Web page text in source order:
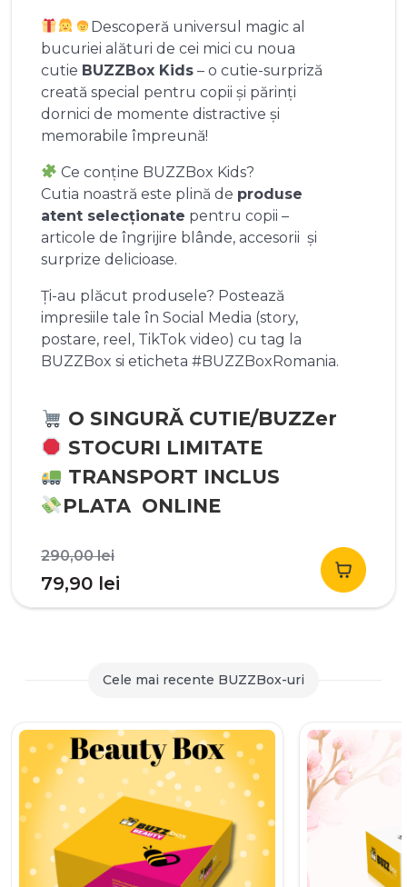
Descoperă universul magic al
bucuriei alături de cei mici cu noua
cutie BUZZBox Kids – o cutie-surpriză
creată special pentru copii și părinți
dornici de momente distractive și
memorabile împreună!
Ce conține BUZZBox Kids?
Cutia noastră este plină de produse
atent selecționate pentru copii –
articole de îngrijire blânde, accesorii și
surprize delicioase.
Ți-au plăcut produsele? Postează
impresiile tale în Social Media (story,
postare, reel, TikTok video) cu tag la
BUZZBox si eticheta #BUZZBoxRomania.
O SINGURĂ CUTIE/BUZZer
STOCURI LIMITATE
TRANSPORT INCLUS
PLATA ONLINE
290,00leiPrețul
inițial
a
290,00 lei.
79,90 lei
curent
79,90 lei.
Cele mai recente BUZZBox-uri